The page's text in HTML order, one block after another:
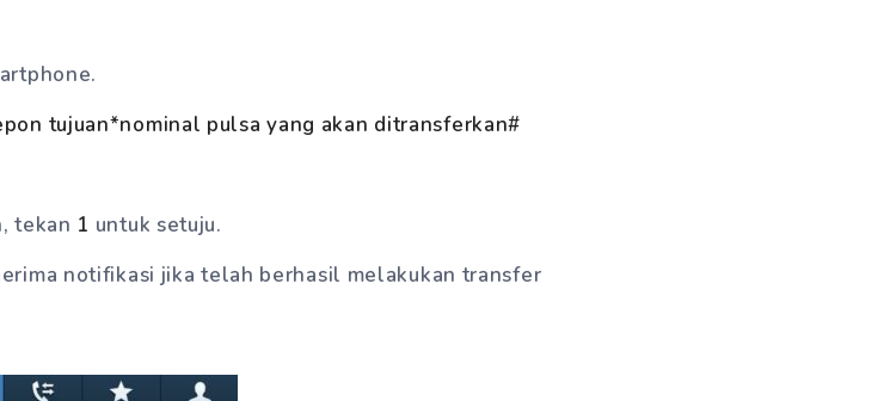
tujuan*nominal pulsa yang akan ditransferkan#
tekan 1 untuk setuju.
notifikasi jika telah berhasil melakukan transfer